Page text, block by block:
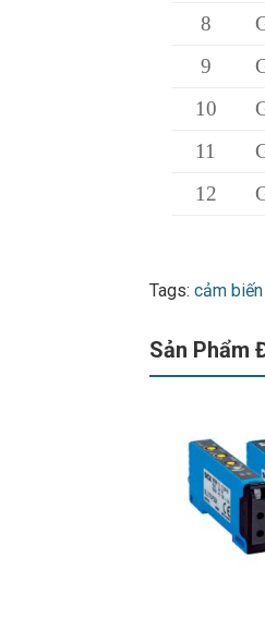
8
9
10
11
12
Tags: cảm
Sản Phẩm